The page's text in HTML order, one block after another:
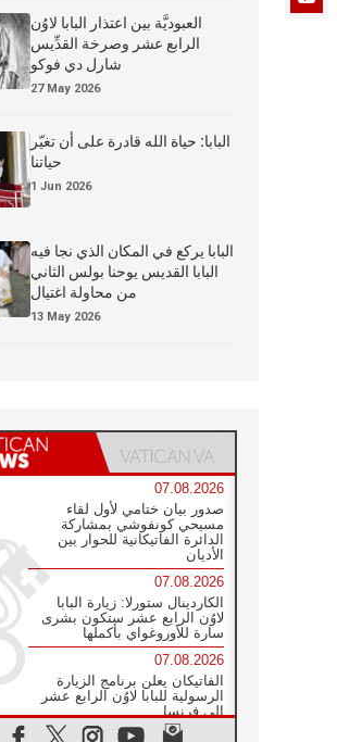
العبوديَّة بين اعتذار البابا لاوُن
الرابع عشر وصرخة القدِّيس
شارل دي فوكو
27 May 2026
البابا: حياة الله قادرة على أن تغيّر
حياتنا
1 Jun 2026
البابا يركع في المكان الذي نجا فيه
البابا القديس يوحنا بولس الثاني
من محاولة اغتيال
13 May 2026
07.08.2026
صدور بيان ختامي لأول لقاء
مسيحي كونفوشي بمشاركة
الدائرة الفاتيكانية للحوار بين
الأديان
07.08.2026
الكاردينال ستورلا: زيارة البابا
لاوُن الرابع عشر ستكون بشرى
سارة للأوروغواي بأكملها
07.08.2026
الفاتيكان يعلن برنامج الزيارة
الرسولية للبابا لاوُن الرابع عشر
إلى فرنسا
07.08.2026